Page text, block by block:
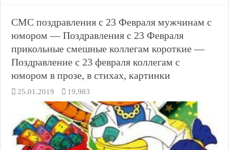
СМС поздравления с 23 Февраля мужчинам с
юмором — Поздравления с 23 Февраля
прикольные смешные коллегам короткие —
Поздравление с 23 февраля коллегам с
юмором в прозе, в стихах, картинки
25.01.2019 19,983